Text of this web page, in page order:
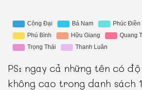
PS: ngay cả những tên có
không cao trong danh sách